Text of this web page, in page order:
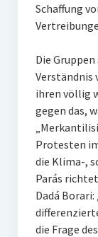
Schaffung
Die
Verständnis
ihren völlig
gegen das,
Protesten
die Klima-,
Parás
Dadá
die Frage